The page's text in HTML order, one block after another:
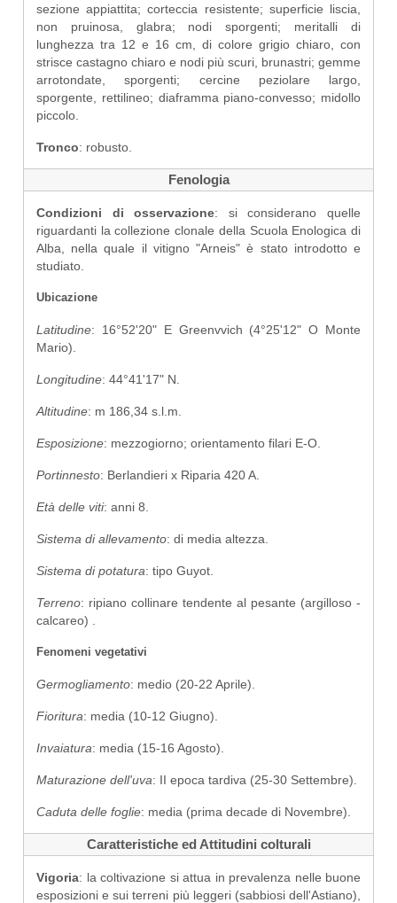
sezione appiattita; corteccia resistente; superficie liscia,
non pruinosa, glabra; nodi sporgenti; meritalli di
lunghezza tra 12 e 16 cm, di colore grigio chiaro, con
strisce castagno chiaro e nodi più scuri, brunastri; gemme
arrotondate, sporgenti; cercine peziolare largo,
sporgente, rettilineo; diaframma piano-convesso; midollo
piccolo.
Tronco: robusto.
Fenologia
Condizioni di osservazione: si considerano quelle
riguardanti la collezione clonale della Scuola Enologica di
Alba, nella quale il vitigno "Arneis" è stato introdotto e
studiato.
Ubicazione
Latitudine: 16°52'20" E Greenvvich (4°25'12" O Monte
Mario).
Longitudine: 44°41'17" N.
Altitudine: m 186,34 s.l.m.
Esposizione: mezzogiorno; orientamento filari E-O.
Portinnesto: Berlandieri x Riparia 420 A.
Età delle viti: anni 8.
Sistema di allevamento: di media altezza.
Sistema di potatura: tipo Guyot.
Terreno: ripiano collinare tendente al pesante (argilloso -
calcareo) .
Fenomeni vegetativi
Germogliamento: medio (20-22 Aprile).
Fioritura: media (10-12 Giugno).
Invaiatura: media (15-16 Agosto).
Maturazione dell'uva: II epoca tardiva (25-30 Settembre).
Caduta delle foglie: media (prima decade di Novembre).
Caratteristiche ed Attitudini colturali
Vigoria: la coltivazione si attua in prevalenza nelle buone
esposizioni e sui terreni più leggeri (sabbiosi dell'Astiano),